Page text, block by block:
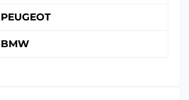
PEUGEOT
BMW